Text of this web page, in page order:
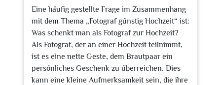
Eine häufig gestellte Frage im Zusammenhang
mit dem Thema „Fotograf günstig Hochzeit“ ist:
Was schenkt man als Fotograf zur Hochzeit?
Als Fotograf, der an einer Hochzeit teilnimmt,
ist es eine nette Geste, dem Brautpaar ein
persönliches Geschenk zu überreichen. Dies
kann eine kleine Aufmerksamkeit sein, die ihre